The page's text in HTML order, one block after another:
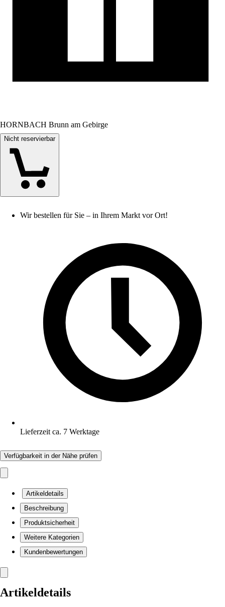
HORNBACH Brunn am Gebirge
Nicht reservierbar
Wir bestellen für Sie – in Ihrem Markt vor Ort!
Lieferzeit ca. 7 Werktage
Verfügbarkeit in der Nähe prüfen
Artikeldetails
Beschreibung
Produktsicherheit
Weitere Kategorien
Kundenbewertungen
Artikeldetails